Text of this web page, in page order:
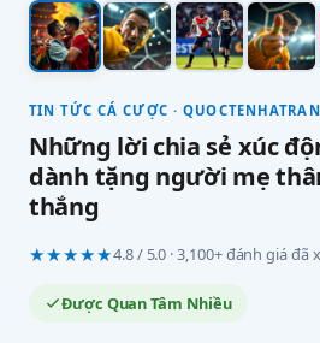
TIN TỨC CÁ CƯỢC ·
Những lời chia sẻ xúc
dành tặng người mẹ
thắng
★★★★★4.8 / 5.0 · 3,100+ đánh giá đã
Được Quan Tâm Nhiều